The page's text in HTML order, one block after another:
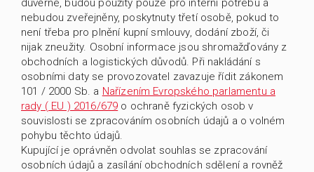
důvěrné, budou použity pouze pro interní potřebu a
nebudou zveřejněny, poskytnuty třetí osobě, pokud to
není třeba pro plnění kupní smlouvy, dodání zboží, či
nijak zneužity. Osobní informace jsou shromažďovány z
obchodních a logistických důvodů. Při nakládání s
osobními daty se provozovatel zavazuje řídit zákonem
101 / 2000 Sb. a Nařízením Evropského parlamentu a
rady ( EU ) 2016/679 o ochraně fyzických osob v
souvislosti se zpracováním osobních údajů a o volném
pohybu těchto údajů.
Kupující je oprávněn odvolat souhlas se zpracování
osobních údajů a zasílání obchodních sdělení a rovněž